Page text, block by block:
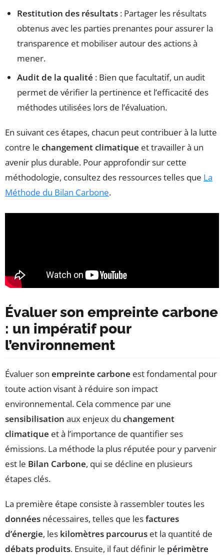
Restitution des résultats : Partager les résultats
obtenus avec les parties prenantes pour assurer la
transparence et mobiliser autour des actions à
mener.
Audit de la qualité : Bien que facultatif, un audit
permet de vérifier la pertinence et l’efficacité des
méthodes utilisées lors de l’évaluation.
En suivant ces étapes, chacun peut contribuer à la lutte
contre le changement climatique et travailler à un
avenir plus durable. Pour approfondir sur cette
méthodologie, consultez des ressources telles que La
Méthode du Bilan Carbone.
Évaluer son empreinte carbone
: un impératif pour
l’environnement
Évaluer son empreinte carbone est fondamental pour
toute action visant à réduire son impact
environnemental. Cela commence par une
sensibilisation aux enjeux du changement
climatique et à l’importance de quantifier ses
émissions. La méthode la plus réputée pour y parvenir
est le Bilan Carbone, qui se décline en plusieurs
étapes clés.
La première étape consiste à rassembler toutes les
données nécessaires, telles que lesfactures
d’énergie, les kilomètres parcourus et la quantité de
débats produits. Ensuite, il faut définir le périmètre